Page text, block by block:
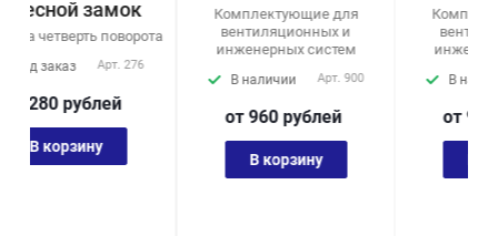
Комплектующие для
вентиляционных и
инженерных систем
900
от 960
Комплектующие для
вентиляционных и
инженерных систем
В наличии 901
от 940
В корзину